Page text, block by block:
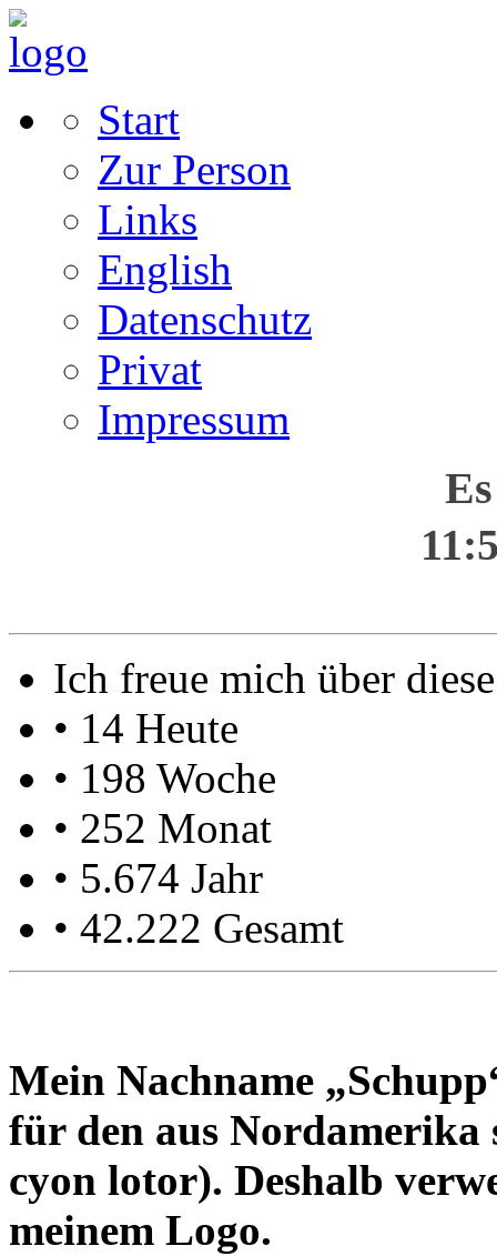
Start
Zur Person
Links
English
Datenschutz
Privat
Impressum
Ich freue mich über
• 14 Heute
• 198 Woche
• 252 Monat
• 5.674 Jahr
• 42.222 Gesamt
Mein Nach­name
für den aus Nord­ame­ri­ka
cyon lotor). Des­halb
mei­nem Logo.